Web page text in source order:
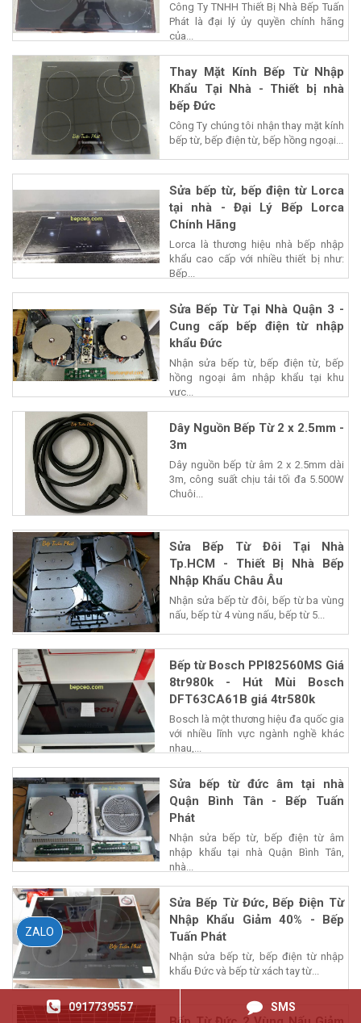
Công Ty TNHH Thiết Bị Nhà Bếp Tuấn
Phát là đại lý ủy quyền chính hãng
của...
Thay Mặt Kính Bếp Từ Nhập
Khẩu Tại Nhà - Thiết bị nhà
bếp Đức
Công Ty chúng tôi nhận thay mặt kính
bếp từ, bếp điện từ, bếp hồng ngoại...
Sửa bếp từ, bếp điện từ Lorca
tại nhà - Đại Lý Bếp Lorca
Chính Hãng
Lorca là thương hiệu nhà bếp nhập
khẩu cao cấp với nhiều thiết bị như:
Bếp...
Sửa Bếp Từ Tại Nhà Quận 3 -
Cung cấp bếp điện từ nhập
khẩu Đức
Nhận sửa bếp từ, bếp điện từ, bếp
hồng ngoại âm nhập khẩu tại khu
vực...
Dây Nguồn Bếp Từ 2 x 2.5mm -
3m
Dây nguồn bếp từ âm 2 x 2.5mm dài
3m, công suất chịu tải tối đa 5.500W
Chuôi...
Sửa Bếp Từ Đôi Tại Nhà
Tp.HCM - Thiết Bị Nhà Bếp
Nhập Khẩu Châu Âu
Nhận sửa bếp từ đôi, bếp từ ba vùng
nấu, bếp từ 4 vùng nấu, bếp từ 5...
Bếp từ Bosch PPI82560MS Giá
8tr980k - Hút Mùi Bosch
DFT63CA61B giá 4tr580k
Bosch là một thương hiệu đa quốc gia
với nhiều lĩnh vực ngành nghề khác
nhau,...
Sửa bếp từ đức âm tại nhà
Quận Bình Tân - Bếp Tuấn
Phát
Nhận sửa bếp từ, bếp điện từ âm
nhập khẩu tại nhà Quận Bình Tân,
nhà...
Sửa Bếp Từ Đức, Bếp Điện Từ
Nhập Khẩu Giảm 40% - Bếp
Tuấn Phát
Nhận sửa bếp từ, bếp điện từ nhập
khẩu Đức và bếp từ xách tay từ...
0917739557 SMS
ZALO